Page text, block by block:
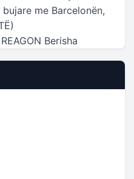
me Barcelonën,
Berisha